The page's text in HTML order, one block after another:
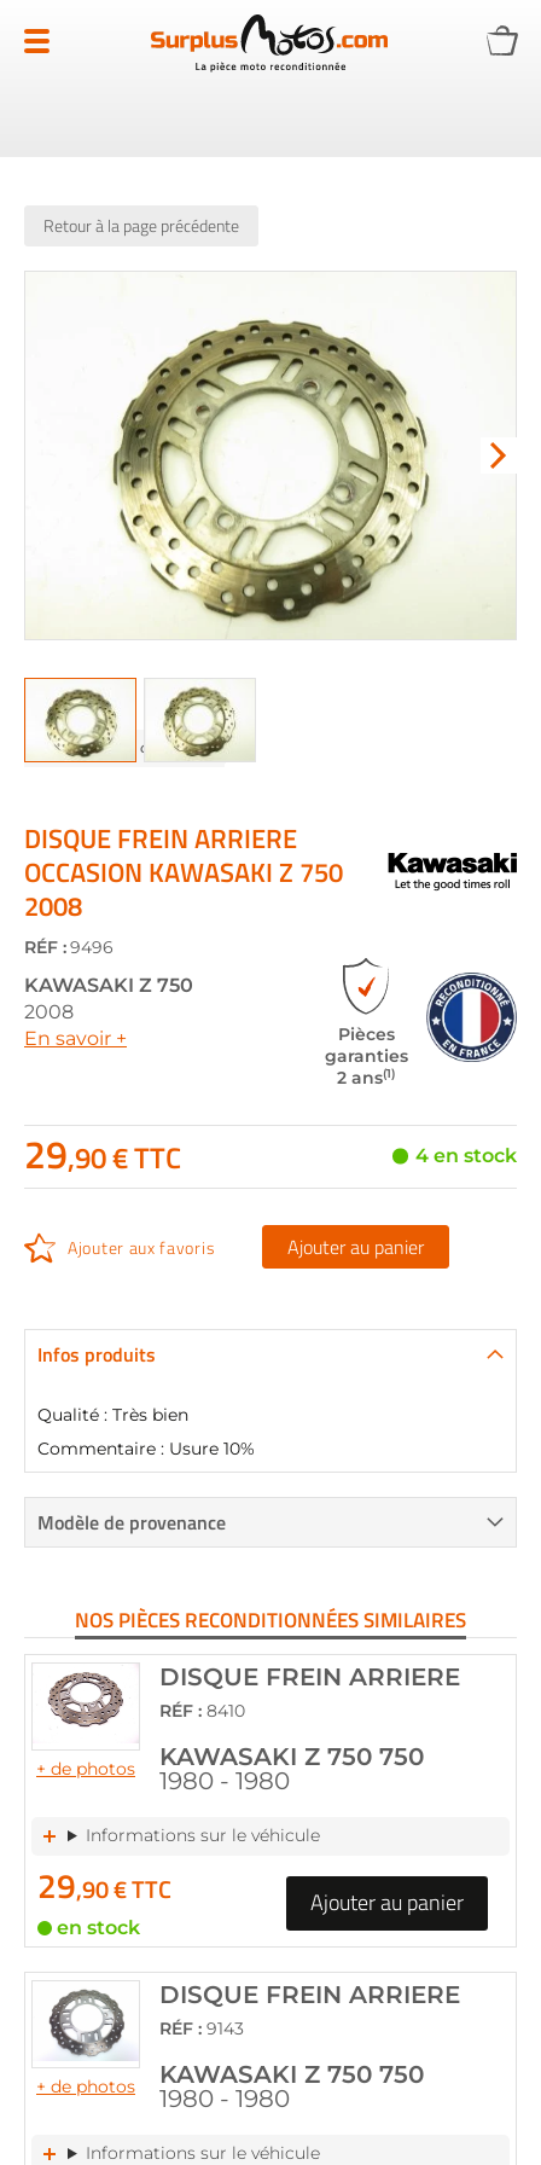
au
contenu
Retour à la page précédente
the
beginning
of
the
images
gallery
DISQUE FREIN ARRIERE
OCCASION KAWASAKI Z 750
2008
RÉF :9496
KAWASAKI Z 750
2008
En savoir +
Pièces
garanties
2 ans(1)
29,90 € TTC 4 en stock
Ajouter aux favoris Ajouter au panier
Infos produits
Qualité : Très bien
Commentaire : Usure 10%
Modèle de provenance
NOS PIÈCES RECONDITIONNÉES SIMILAIRES
+ de photos
DISQUE FREIN ARRIERE
RÉF : 8410
KAWASAKI Z 750 750
1980 - 1980
Informations sur le véhicule
29,90 € TTC
en stock
Ajouter au panier
+ de photos
DISQUE FREIN ARRIERE
RÉF : 9143
KAWASAKI Z 750 750
1980 - 1980
Informations sur le véhicule